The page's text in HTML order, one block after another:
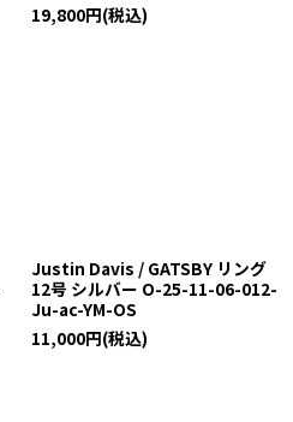
19,800円(税込)
Justin Davis / GATSBY リング
12号 シルバー O-25-11-06-012-
Ju-ac-YM-OS
11,000円(税込)